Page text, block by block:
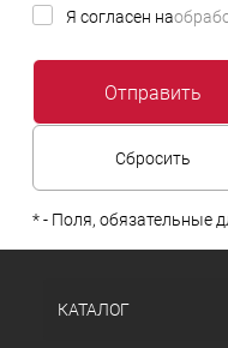
Я согласен на
*- Поля, обязательные
КАТАЛОГ